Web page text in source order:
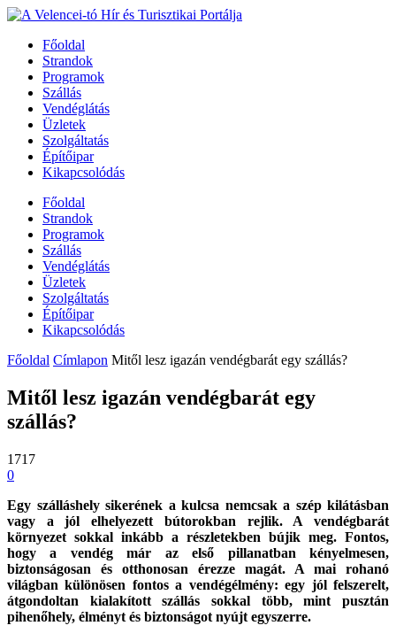
Főoldal
Strandok
Programok
Szállás
Vendéglátás
Üzletek
Szolgáltatás
Építőipar
Kikapcsolódás
Főoldal
Strandok
Programok
Szállás
Vendéglátás
Üzletek
Szolgáltatás
Építőipar
Kikapcsolódás
Főoldal Címlapon Mitől lesz igazán vendégbarát egy szállás?
Mitől lesz igazán vendégbarát egy
szállás?
1717
0
Egy szálláshely sikerének a kulcsa nemcsak a szép kilátásban
vagy a jól elhelyezett bútorokban rejlik. A vendégbarát
környezet sokkal inkább a részletekben bújik meg. Fontos,
hogy a vendég már az első pillanatban kényelmesen,
biztonságosan és otthonosan érezze magát. A mai rohanó
világban különösen fontos a vendégélmény: egy jól felszerelt,
átgondoltan kialakított szállás sokkal több, mint pusztán
pihenőhely, élményt és biztonságot nyújt egyszerre.